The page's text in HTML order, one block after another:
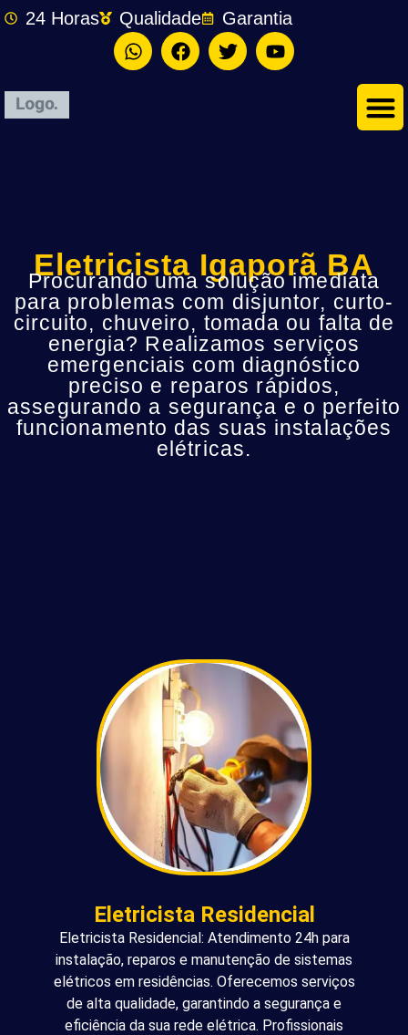
24 Horas Qualidade Garantia
Eletricista Igaporã BA
Procurando uma solução imediata
para problemas com disjuntor, curto-
circuito, chuveiro, tomada ou falta de
energia? Realizamos serviços
emergenciais com diagnóstico
preciso e reparos rápidos,
assegurando a segurança e o perfeito
funcionamento das suas instalações
elétricas.
Eletricista Residencial
Eletricista Residencial: Atendimento 24h para
instalação, reparos e manutenção de sistemas
elétricos em residências. Oferecemos serviços
de alta qualidade, garantindo a segurança e
eficiência da sua rede elétrica. Profissionais